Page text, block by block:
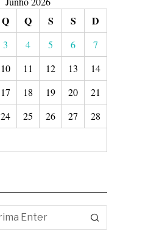
Q Q S S D
3 4 5 6
7
10 11 12 13
14
17 18 19 20
21
24 25 26 27
28